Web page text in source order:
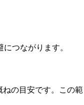
つながります。
の目安です。この範